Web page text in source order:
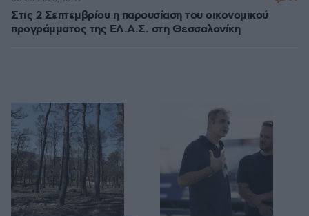
Στις 2 Σεπτεμβρίου η παρουσίαση του οικονομικού
προγράμματος της ΕΛ.Α.Σ. στη Θεσσαλονίκη